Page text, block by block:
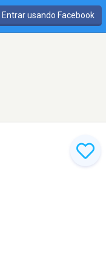
Entrar usando Facebook